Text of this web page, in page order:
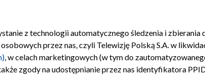
Moje zgody Pomoc Biuro
z technologii automatycznego śledzenia i
przez nas, czyli Telewizję Polską S.A. w
, w celach marketingowych (w tym do
zgody na udostępnianie przez nas identyfikatora